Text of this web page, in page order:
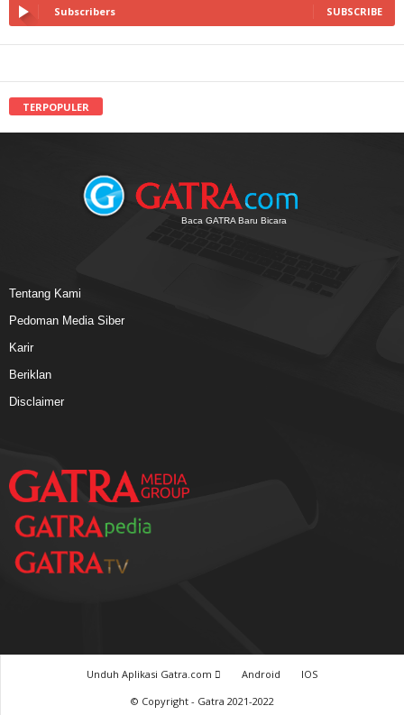
Subscribers SUBSCRIBE
TERPOPULER
Baca GATRA Baru Bicara
Tentang Kami
Pedoman Media Siber
Karir
Beriklan
Disclaimer
Unduh Aplikasi Gatra.com Android
IOS
© Copyright - Gatra 2021-2022